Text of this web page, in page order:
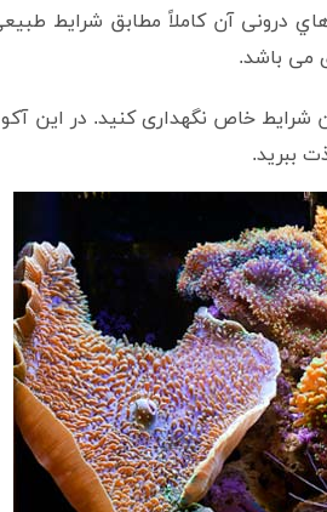
درونی آن کاملاً مطابق شرایط
می باشد.
شرايط خاص نگهداری کنید. در اين
ببريد.